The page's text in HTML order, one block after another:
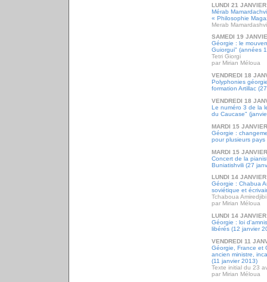
LUNDI 21
Mérab
« Philosophie
Merab
SAMEDI 19
Géorgie : le
Guiorgui" (années
Tetri Giorgi
par Mirian Méloua
VENDREDI 18
Polyphonies
formation Artillac
VENDREDI 18
Le numéro 3 de la
du Caucase"
MARDI 15
Géorgie :
pour plusieurs pays
MARDI 15
Concert de la
Buniatishvili (27
LUNDI 14
Géorgie : Chabua
soviétique et
Tchaboua Amiredjibi
par Mirian Méloua
LUNDI 14
Géorgie : loi
libérés (12 janvier
VENDREDI 11
Géorgie, France et
ancien ministre,
(11 janvier 2013)
Texte initial du 23
par Mirian Méloua